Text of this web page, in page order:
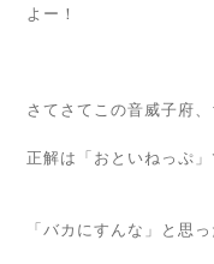
よー！
さてさてこの音威子府
正解は「おといねっぷ
「バカにすんな」と思